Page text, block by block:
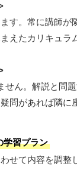
す。常に講師
えたカリキュ
ん。解説と問
問があれば隣
習プラン
せて内容を調整